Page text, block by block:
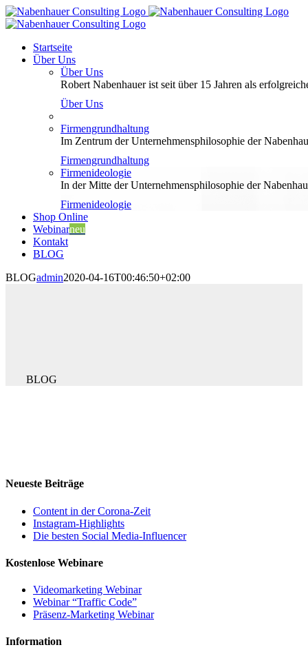
Zum
Inhalt
Startseite
Über Uns
Über Uns
Robert Nabenhauer ist seit über 15 Jahren als
Über Uns
Firmengrundhaltung
Im Zentrum der Unternehmensphilosophie der
Firmengrundhaltung
Firmenideologie
In der Mitte der Unternehmensphilosophie der
Firmenideologie
Shop Online
Webinarneu
Kontakt
BLOG
BLOGadmin2020-04-16T00:46:50+02:00
BLOG
Neueste Beiträge
Content in der Corona-Zeit
Instagram-Highlights
Die besten Social Media-Influencer
Kostenlose Webinare
Videomarketing Webinar
Webinar “Traffic Code”
Präsenz-Marketing Webinar
Information